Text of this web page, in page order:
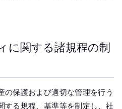
に関する諸規程の制
の保護および適切な管理を行う
する規程、基準等を制定し、社